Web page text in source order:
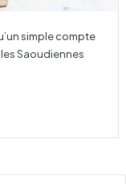
simple compte
Saoudiennes